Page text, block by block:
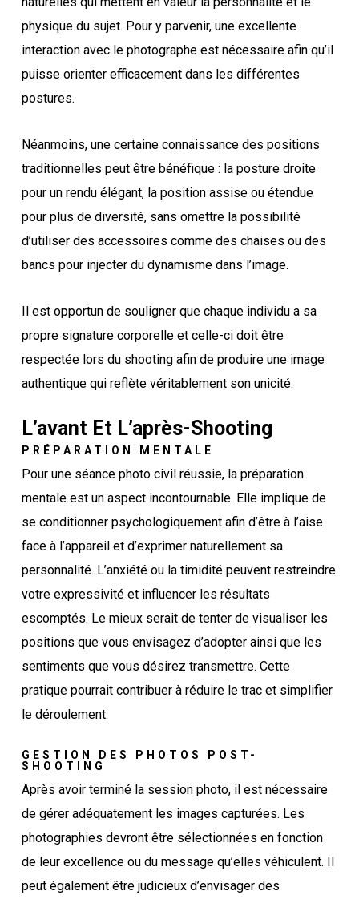
physique du sujet. Pour y parvenir, une excellente
interaction avec le photographe est nécessaire afin qu’il
puisse orienter efficacement dans les différentes
postures.
Néanmoins, une certaine connaissance des positions
traditionnelles peut être bénéfique : la posture droite
pour un rendu élégant, la position assise ou étendue
pour plus de diversité, sans omettre la possibilité
d’utiliser des accessoires comme des chaises ou des
bancs pour injecter du dynamisme dans l’image.
Il est opportun de souligner que chaque individu a sa
propre signature corporelle et celle-ci doit être
respectée lors du shooting afin de produire une image
authentique qui reflète véritablement son unicité.
L’avant Et L’après-Shooting
PRÉPARATION MENTALE
Pour une séance photo civil réussie, la préparation
mentale est un aspect incontournable. Elle implique de
se conditionner psychologiquement afin d’être à l’aise
face à l’appareil et d’exprimer naturellement sa
personnalité. L’anxiété ou la timidité peuvent restreindre
votre expressivité et influencer les résultats
escomptés. Le mieux serait de tenter de visualiser les
positions que vous envisagez d’adopter ainsi que les
sentiments que vous désirez transmettre. Cette
pratique pourrait contribuer à réduire le trac et simplifier
le déroulement.
GESTION DES PHOTOS POST-
SHOOTING
Après avoir terminé la session photo, il est nécessaire
de gérer adéquatement les images capturées. Les
photographies devront être sélectionnées en fonction
de leur excellence ou du message qu’elles véhiculent. Il
peut également être judicieux d’envisager des